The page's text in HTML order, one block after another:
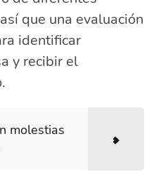
que una evaluación
identificar
y recibir el
molestias